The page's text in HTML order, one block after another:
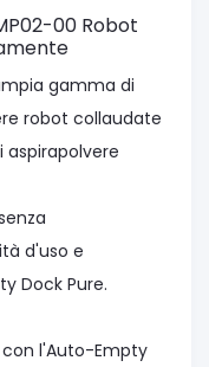
00 Robot
gamma di
robot collaudate
aspirapolvere
d'uso e
Dock Pure.
l'Auto-Empty